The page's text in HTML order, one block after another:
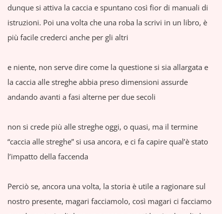
dunque si attiva la caccia e spuntano così fior di manuali di
istruzioni. Poi una volta che una roba la scrivi in un libro, è
più facile crederci anche per gli altri
e niente, non serve dire come la questione si sia allargata e
la caccia alle streghe abbia preso dimensioni assurde
andando avanti a fasi alterne per due secoli
non si crede più alle streghe oggi, o quasi, ma il termine
“caccia alle streghe” si usa ancora, e ci fa capire qual’è stato
l’impatto della faccenda
Perciò se, ancora una volta, la storia è utile a ragionare sul
nostro presente, magari facciamolo, così magari ci facciamo